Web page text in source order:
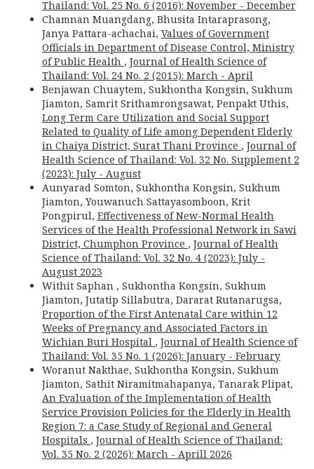
Thailand: Vol. 25 No. 6 (2016): November - December
Chamnan Muangdang, Bhusita Intaraprasong,
Janya Pattara-achachai, Values of Government
Officials in Department of Disease Control, Ministry
of Public Health , Journal of Health Science of
Thailand: Vol. 24 No. 2 (2015): March - April
Benjawan Chuaytem, Sukhontha Kongsin, Sukhum
Jiamton, Samrit Srithamrongsawat, Penpakt Uthis,
Long Term Care Utilization and Social Support
Related to Quality of Life among Dependent Elderly
in Chaiya District, Surat Thani Province , Journal of
Health Science of Thailand: Vol. 32 No. Supplement 2
(2023): July - August
Aunyarad Somton, Sukhontha Kongsin, Sukhum
Jiamton, Youwanuch Sattayasomboon, Krit
Pongpirul, Effectiveness of New-Normal Health
Services of the Health Professional Network in Sawi
District, Chumphon Province , Journal of Health
Science of Thailand: Vol. 32 No. 4 (2023): July -
August 2023
Withit Saphan , Sukhontha Kongsin, Sukhum
Jiamton, Jutatip Sillabutra, Dararat Rutanarugsa,
Proportion of the First Antenatal Care within 12
Weeks of Pregnancy and Associated Factors in
Wichian Buri Hospital , Journal of Health Science of
Thailand: Vol. 35 No. 1 (2026): January - February
Woranut Nakthae, Sukhontha Kongsin, Sukhum
Jiamton, Sathit Niramitmahapanya, Tanarak Plipat,
An Evaluation of the Implementation of Health
Service Provision Policies for the Elderly in Health
Region 7: a Case Study of Regional and General
Hospitals , Journal of Health Science of Thailand:
Vol. 35 No. 2 (2026): March - Aprill 2026